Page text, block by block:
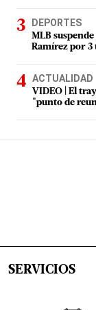
DEPORTES
MLB
Ramírez por 3
ACTUALIDAD
VIDEO | El
"punto de
SERVICIOS